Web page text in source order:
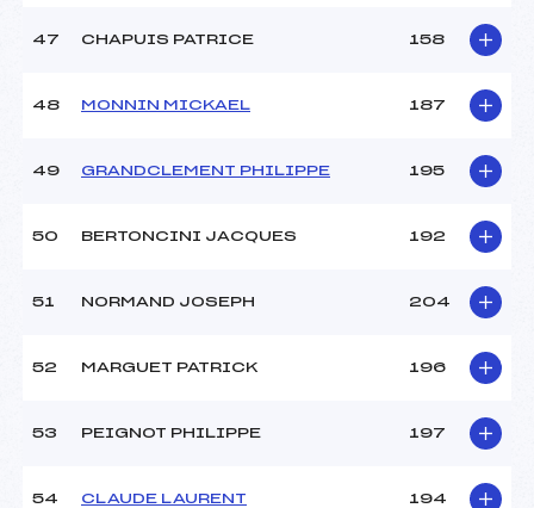
47 CHAPUIS PATRICE 158
48 MONNIN MICKAEL 187
49 GRANDCLEMENT PHILIPPE 195
50 BERTONCINI JACQUES 192
51 NORMAND JOSEPH 204
52 MARGUET PATRICK 196
53 PEIGNOT PHILIPPE 197
54 CLAUDE LAURENT 194